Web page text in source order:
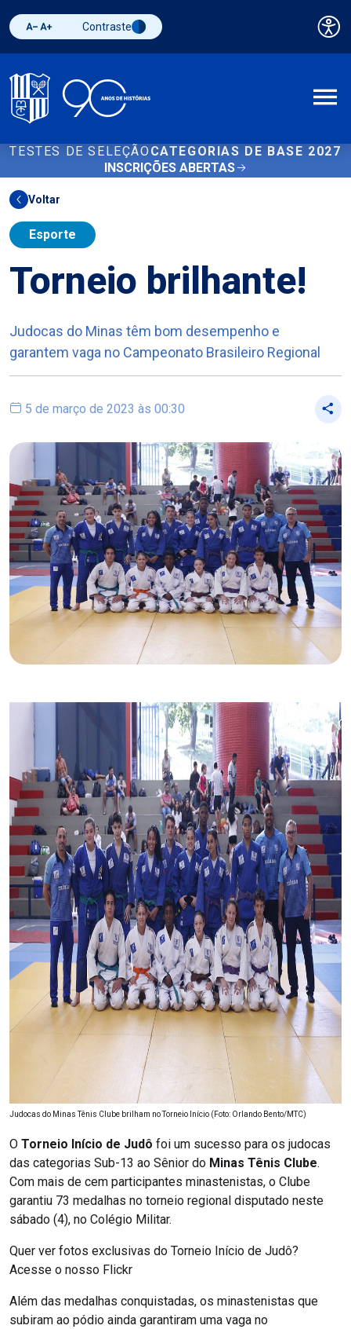
Diminuir fonte
Aumentar fonteAlternar contraste
Contraste
TESTES DE SELEÇÃO CATEGORIAS DE BASE 2027
INSCRIÇÕES ABERTAS
Voltar
Esporte
Torneio brilhante!
Judocas do Minas têm bom desempenho e
garantem vaga no Campeonato Brasileiro Regional
5 de março de 2023 às 00:30
Judocas do Minas Tênis Clube brilham no Torneio Início (Foto: Orlando Bento/MTC)
O Torneio Início de Judô foi um sucesso para os judocas
das categorias Sub-13 ao Sênior do Minas Tênis Clube.
Com mais de cem participantes minastenistas, o Clube
garantiu 73 medalhas no torneio regional disputado neste
sábado (4), no Colégio Militar.
Quer ver fotos exclusivas do Torneio Início de Judô?
Acesse o nosso Flickr
Além das medalhas conquistadas, os minastenistas que
subiram ao pódio ainda garantiram uma vaga no